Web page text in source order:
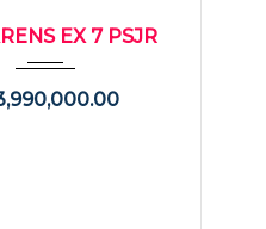
EX 7 PSJR